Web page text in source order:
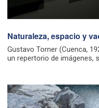
Naturaleza, espacio y
Gustavo Torner (Cuenca,
un repertorio de imágenes,